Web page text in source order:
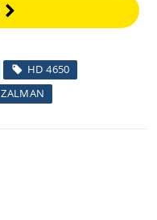
HD 4650
ZALMAN